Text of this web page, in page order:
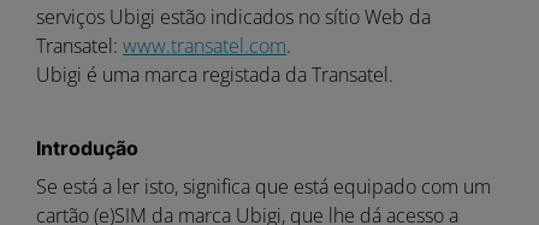
serviços Ubigi estão indicados no sítio Web da
Transatel: www.transatel.com.
Ubigi é uma marca registada da Transatel.
Introdução
Se está a ler isto, significa que está equipado com um
cartão (e)SIM da marca Ubigi, que lhe dá acesso a